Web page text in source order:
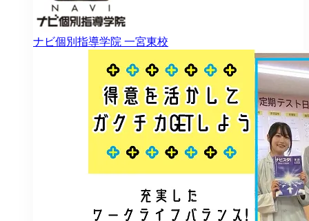
ナビ個別指導学院 一宮東校